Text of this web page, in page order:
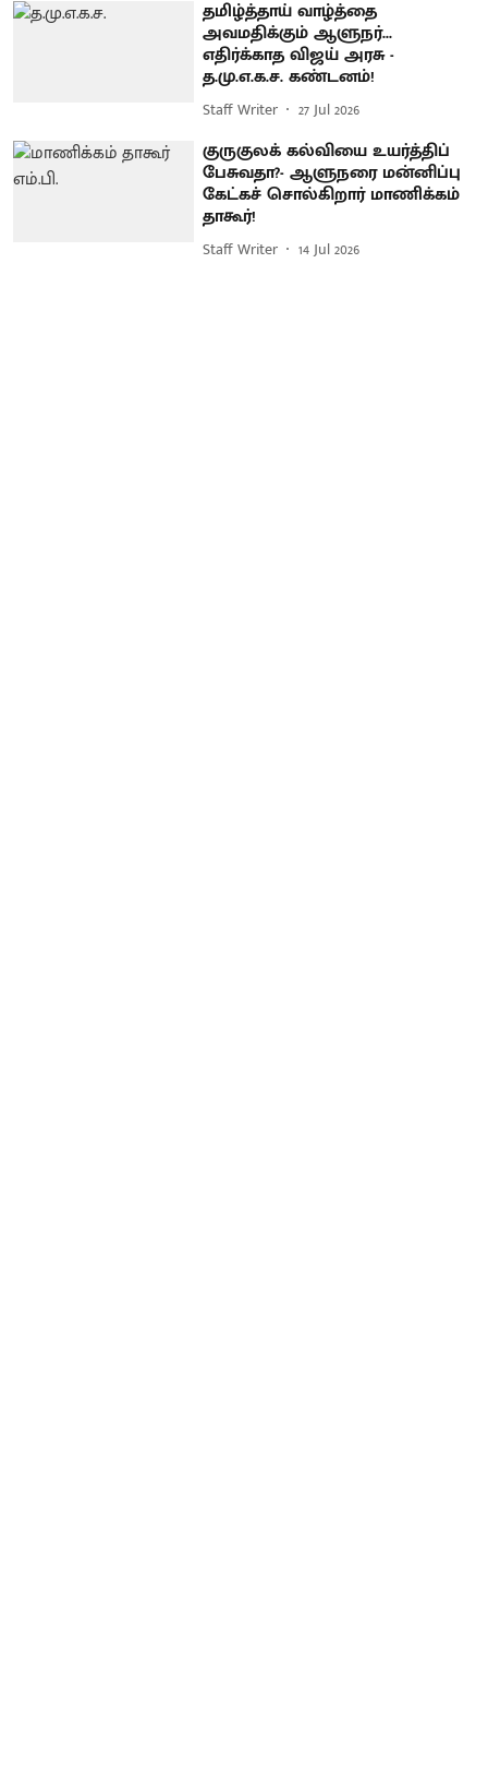
தமிழ்த்தாய் வாழ்த்தை
அவமதிக்கும் ஆளுநர்...
எதிர்க்காத விஜய் அரசு -
த.மு.எ.க.ச. கண்டனம்!
Staff Writer 27 Jul 2026
குருகுலக் கல்வியை உயர்த்திப்
பேசுவதா?- ஆளுநரை மன்னிப்பு
கேட்கச் சொல்கிறார் மாணிக்கம்
தாகூர்!
Staff Writer 14 Jul 2026